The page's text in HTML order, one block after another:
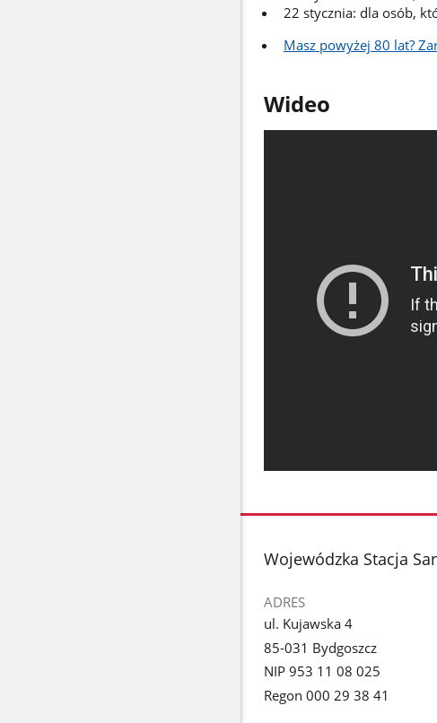
22 stycznia: dla osób,
Masz powyżej 80 lat?
Wideo
stopka
Wojewódzka Stacja
ADRES
ul. Kujawska 4
85-031 Bydgoszcz
NIP 953 11 08 025
Regon 000 29 38 41